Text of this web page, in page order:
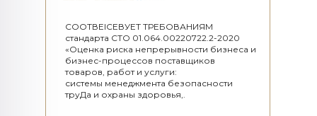
СООТВЕІСЕВУЕТ ТРЕБОВАНИЯМ
стандарта СТО 01.064.00220722.2-2020
«Оценка риска непрерывности бизнеса и
бизнес-процессов поставщиков
товаров, работ и услуги:
системы менеджмента безопасности
труДа и охраны здоровья,.